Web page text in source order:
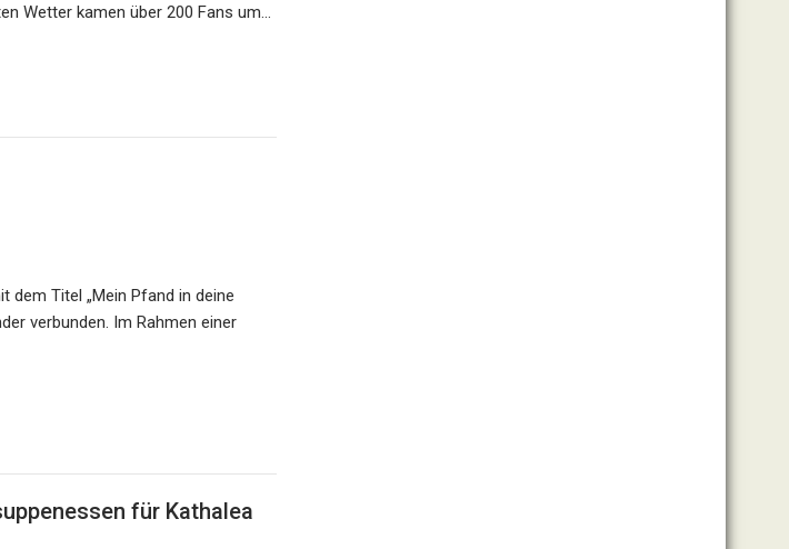
Wetter kamen über 200 Fans um…
dem Titel „Mein Pfand in deine
verbunden. Im Rahmen einer
für Kathalea